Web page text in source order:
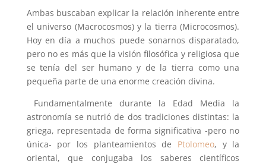
Ambas buscaban explicar la relación inherente entre
el universo (Macrocosmos) y la tierra (Microcosmos).
Hoy en día a muchos puede sonarnos disparatado,
pero no es más que la visión filosófica y religiosa que
se tenía del ser humano y de la tierra como una
pequeña parte de una enorme creación divina.
Fundamentalmente durante la Edad Media la
astronomía se nutrió de dos tradiciones distintas: la
griega, representada de forma significativa -pero no
única- por los planteamientos de Ptolomeo, y la
oriental, que conjugaba los saberes científicos